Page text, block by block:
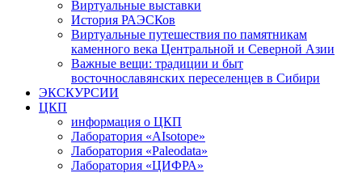
Виртуальные выставки
История РАЭСКов
Виртуальные путешествия по памятникам
каменного века Центральной и Северной Азии
Важные вещи: традиции и быт
восточнославянских переселенцев в Сибири
ЭКСКУРСИИ
ЦКП
информация о ЦКП
Лаборатория «AIsotope»
Лаборатория «Paleodata»
Лаборатория «ЦИФРА»